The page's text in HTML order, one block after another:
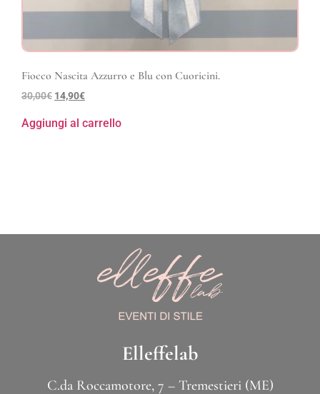
Fiocco Nascita Azzurro e Blu con Cuoricini.
30,00€ 14,90€
Aggiungi al carrello
Elleffelab
C.da Roccamotore, 7 – Tremestieri (ME)